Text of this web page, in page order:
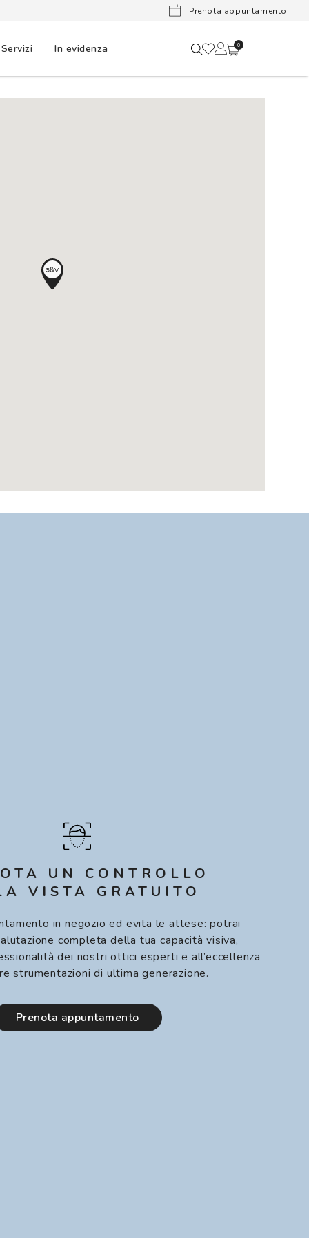
Lenti a
Prenota appuntamento
Servizi In evidenza 0
UN CONTROLLO
VISTA GRATUITO
in negozio ed evita le attese: potrai
completa della tua capacità visiva,
dei nostri ottici esperti e all’eccellenza
strumentazioni di ultima generazione.
prenota appuntamento